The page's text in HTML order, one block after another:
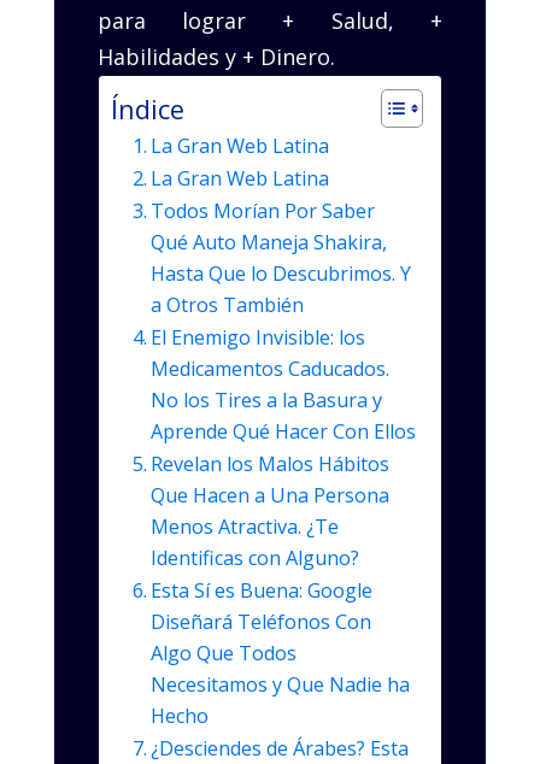
para lograr + Salud, +
Habilidades y + Dinero.
Índice
La Gran Web Latina
La Gran Web Latina
Todos Morían Por Saber
Qué Auto Maneja Shakira,
Hasta Que lo Descubrimos. Y
a Otros También
El Enemigo Invisible: los
Medicamentos Caducados.
No los Tires a la Basura y
Aprende Qué Hacer Con Ellos
Revelan los Malos Hábitos
Que Hacen a Una Persona
Menos Atractiva. ¿Te
Identificas con Alguno?
Esta Sí es Buena: Google
Diseñará Teléfonos Con
Algo Que Todos
Necesitamos y Que Nadie ha
Hecho
¿Desciendes de Árabes? Esta